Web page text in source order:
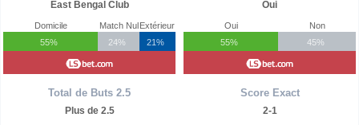
East Bengal Club
Domicile
55%
Match Nul
24%
Extérieur
21%
Total de Buts 2.5
Plus de 2.5
Oui
Oui
55%
Non
45%
Score Exact
2-1